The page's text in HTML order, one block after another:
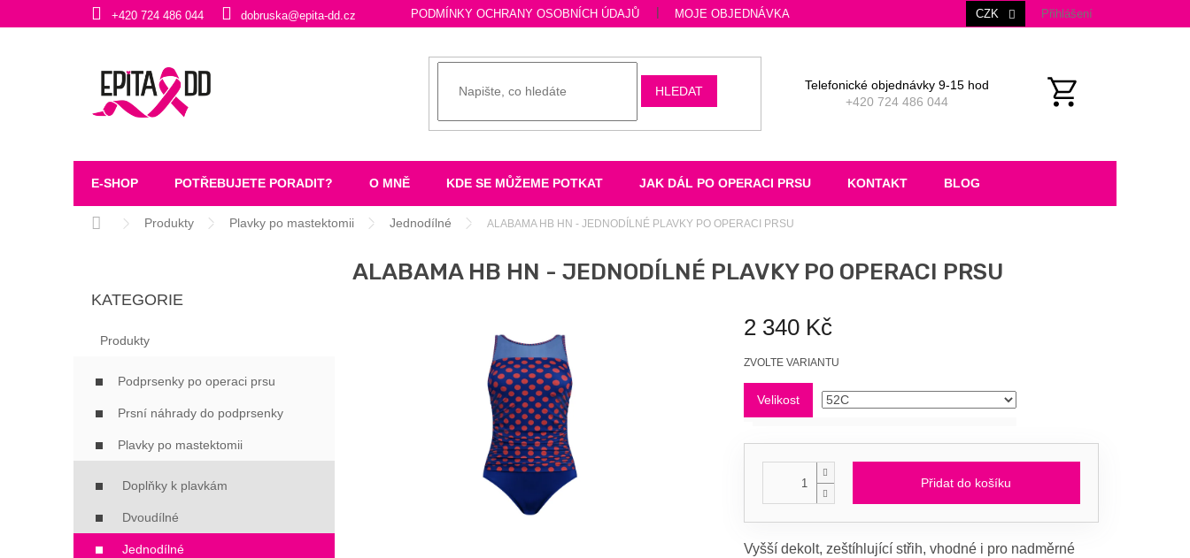
+420 724 486 044 dobruska@epita-dd.cz PODMÍNKY OCHRANY OSOBNÍCH ÚDAJŮ MOJE OBJEDNÁVKA CZK Přihlášení
HLEDAT
Telefonické objednávky 9-15 hod
+420 724 486 044
E-SHOP POTŘEBUJETE PORADIT? O MNĚ KDE SE MŮŽEME POTKAT JAK DÁL PO OPERACI PRSU KONTAKT BLOG
Domů Produkty Plavky po mastektomii Jednodílné ALABAMA HB HN - JEDNODÍLNÉ PLAVKY PO OPERACI PRSU
kategorie
KATEGORIE
Produkty
Podprsenky po operaci prsu
Prsní náhrady do podprsenky
Plavky po mastektomii
Doplňky k plavkám
Dvoudílné
Jednodílné
ALABAMA HB HN - JEDNODÍLNÉ PLAVKY PO OPERACI PRSU
2 340 Kč
Měrná
ZVOLTE VARIANTU
Velikost
Přidat do košíku
Vyšší dekolt, zeštíhlující střih, vhodné i pro nadměrné